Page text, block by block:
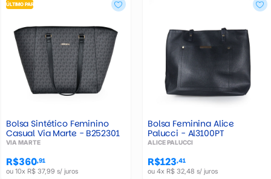
ÚLTIMO PAR
Bolsa Sintético Feminino
Casual Via Marte - B252301
VIA MARTE
R$360,91
ou 10x R$ 37,99 s/ juros
Bolsa Feminina Alice
Palucci - Al3100PT
ALICE PALUCCI
R$123,41
ou 4x R$ 32,48 s/ juros